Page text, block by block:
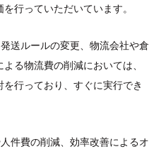
行っていただいています。
送ルールの変更、物流会社や倉
る物流費の削減においては、
行っており、すぐに実行でき
件費の削減、効率改善によるオ